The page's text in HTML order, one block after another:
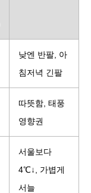
낮엔 반팔, 아
침저녁 긴팔
따뜻함, 태풍
영향권
서울보다
4℃↓, 가볍게
서늘